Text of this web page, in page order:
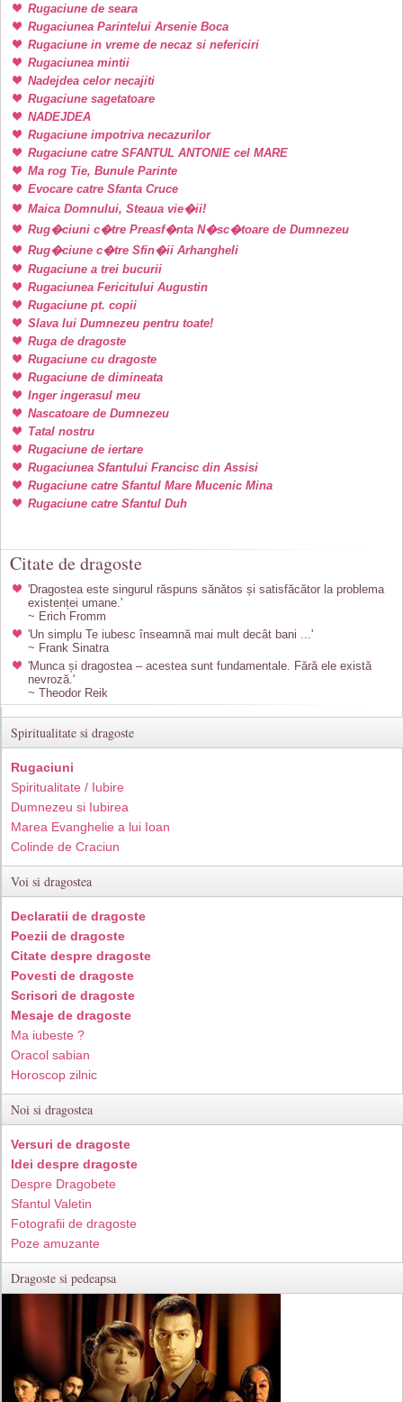
Rugaciune de seara
Rugaciunea Parintelui Arsenie Boca
Rugaciune in vreme de necaz si nefericiri
Rugaciunea mintii
Nadejdea celor necajiti
Rugaciune sagetatoare
NADEJDEA
Rugaciune impotriva necazurilor
Rugaciune catre SFANTUL ANTONIE cel MARE
Ma rog Tie, Bunule Parinte
Evocare catre Sfanta Cruce
Maica Domnului, Steaua vie�ii!
Rug�ciuni c�tre Preasf�nta N�sc�toare de Dumnezeu
Rug�ciune c�tre Sfin�ii Arhangheli
Rugaciune a trei bucurii
Rugaciunea Fericitului Augustin
Rugaciune pt. copii
Slava lui Dumnezeu pentru toate!
Ruga de dragoste
Rugaciune cu dragoste
Rugaciune de dimineata
Inger ingerasul meu
Nascatoare de Dumnezeu
Tatal nostru
Rugaciune de iertare
Rugaciunea Sfantului Francisc din Assisi
Rugaciune catre Sfantul Mare Mucenic Mina
Rugaciune catre Sfantul Duh
Citate de dragoste
'Dragostea este singurul răspuns sănătos și satisfăcător la problema
existenței umane.'
~ Erich Fromm
'Un simplu Te iubesc înseamnă mai mult decât bani ...'
~ Frank Sinatra
'Munca și dragostea – acestea sunt fundamentale. Fără ele există
nevroză.'
~ Theodor Reik
Spiritualitate si dragoste
Rugaciuni
Spiritualitate / Iubire
Dumnezeu si Iubirea
Marea Evanghelie a lui Ioan
Colinde de Craciun
Voi si dragostea
Declaratii de dragoste
Poezii de dragoste
Citate despre dragoste
Povesti de dragoste
Scrisori de dragoste
Mesaje de dragoste
Ma iubeste ?
Oracol sabian
Horoscop zilnic
Noi si dragostea
Versuri de dragoste
Idei despre dragoste
Despre Dragobete
Sfantul Valetin
Fotografii de dragoste
Poze amuzante
Dragoste si pedeapsa